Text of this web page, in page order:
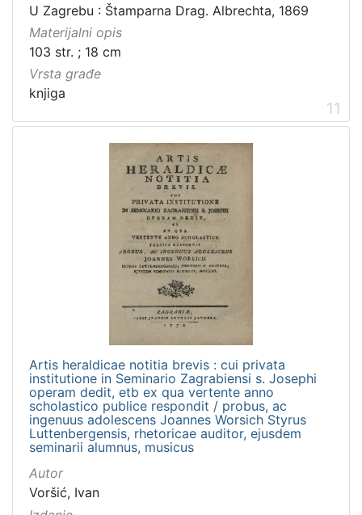
U Zagrebu : Štamparna Drag. Albrechta, 1869
Materijalni opis
103 str. ; 18 cm
Vrsta građe
knjiga
11
Artis heraldicae notitia brevis : cui privata
institutione in Seminario Zagrabiensi s. Josephi
operam dedit, etb ex qua vertente anno
scholastico publice respondit / probus, ac
ingenuus adolescens Joannes Worsich Styrus
Luttenbergensis, rhetoricae auditor, ejusdem
seminarii alumnus, musicus
Autor
Voršić, Ivan